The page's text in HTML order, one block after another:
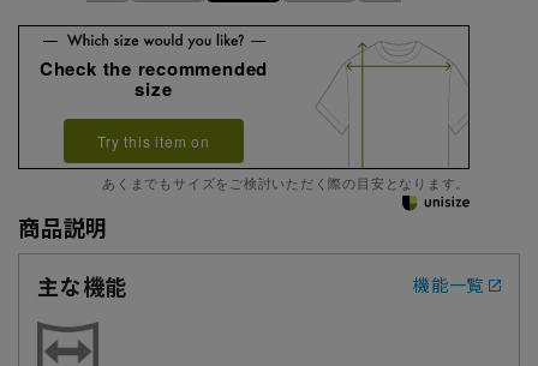
Check the recommended
size
Try this item on
あくまでもサイズをご検討いただく際の目安となります。
商品説明
主な機能
機能一覧